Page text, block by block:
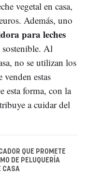
vegetal en casa,
Además, uno
para leches
sostenible. Al
no se utilizan los
venden estas
esta forma, con la
a cuidar del
QUE PROMETE
DE PELUQUERÍA
CASA